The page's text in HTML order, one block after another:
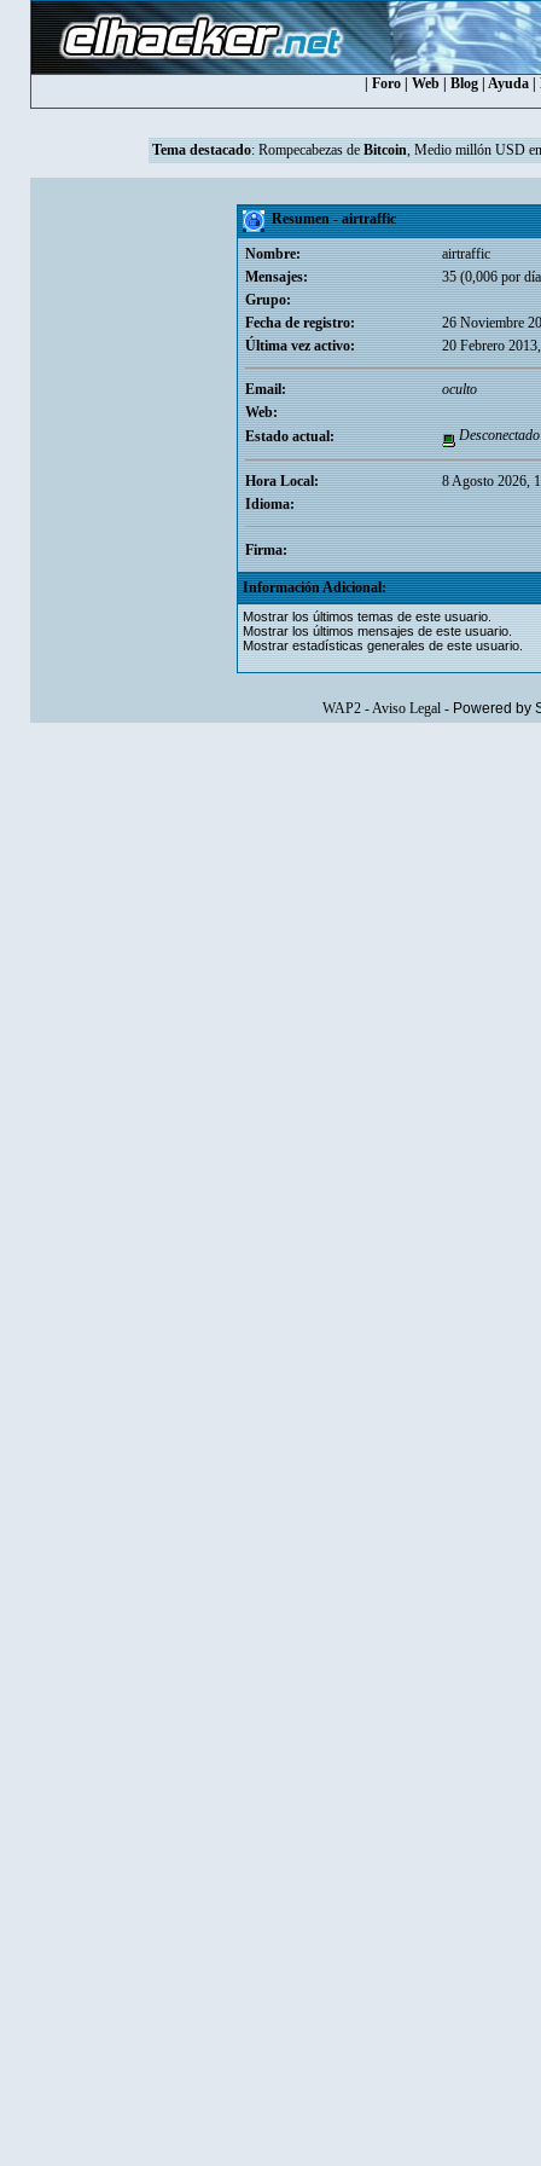
Foro Web Blog Ayuda
Tema destacado: Rompecabezas de Bitcoin, Medio millón USD
Resumen - airtraffic
Nombre:
airtraffic
Mensajes:
35 (0,006 por
Grupo:
Fecha de registro:
26 Noviembre
Última vez activo:
20 Febrero
Email:
oculto
Web:
Estado actual:
Desconectado
Hora Local:
8 Agosto 2026,
Idioma:
Firma:
Información Adicional:
Mostrar los últimos temas de este usuario.
Mostrar los últimos mensajes de este usuario.
Mostrar estadísticas generales de este usuario.
WAP2-Aviso Legal- Powered by